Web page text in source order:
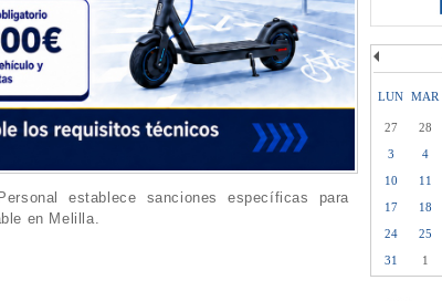
establece sanciones específicas para
en Melilla.
LUN MAR
27 28
3
4
10
11
17
18
24
25
31
1